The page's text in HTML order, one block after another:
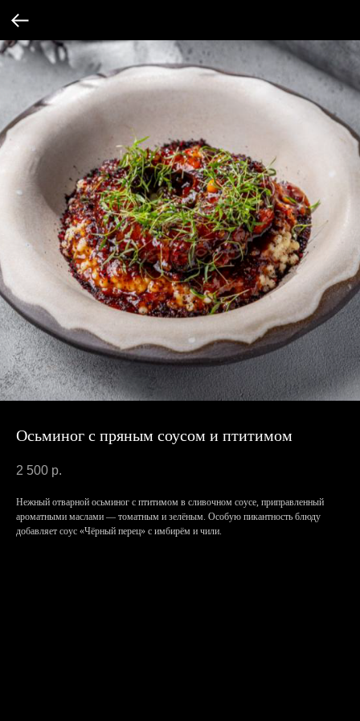
Осьминог с пряным соусом и птитимом
2 500 р.
Нежный отварной осьминог с птитимом в сливочном соусе, приправленный
ароматными маслами — томатным и зелёным. Особую пикантность блюду
добавляет соус «Чёрный перец» с имбирём и чили.